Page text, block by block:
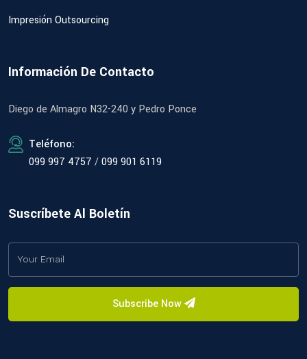
Impresión Outsourcing
Información De Contacto
Diego de Almagro N32-240 y Pedro Ponce
Teléfono:
099 997 4757 /099 901 6119
Suscríbete Al Boletín
Subscribe Now